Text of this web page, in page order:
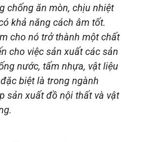
chống ăn mòn, chịu nhiệt
khả năng cách âm tốt.
cho nó trở thành một chất
cho việc sản xuất các sản
nước, tấm nhựa, vật liệu
biệt là trong ngành
sản xuất đồ nội thất và vật